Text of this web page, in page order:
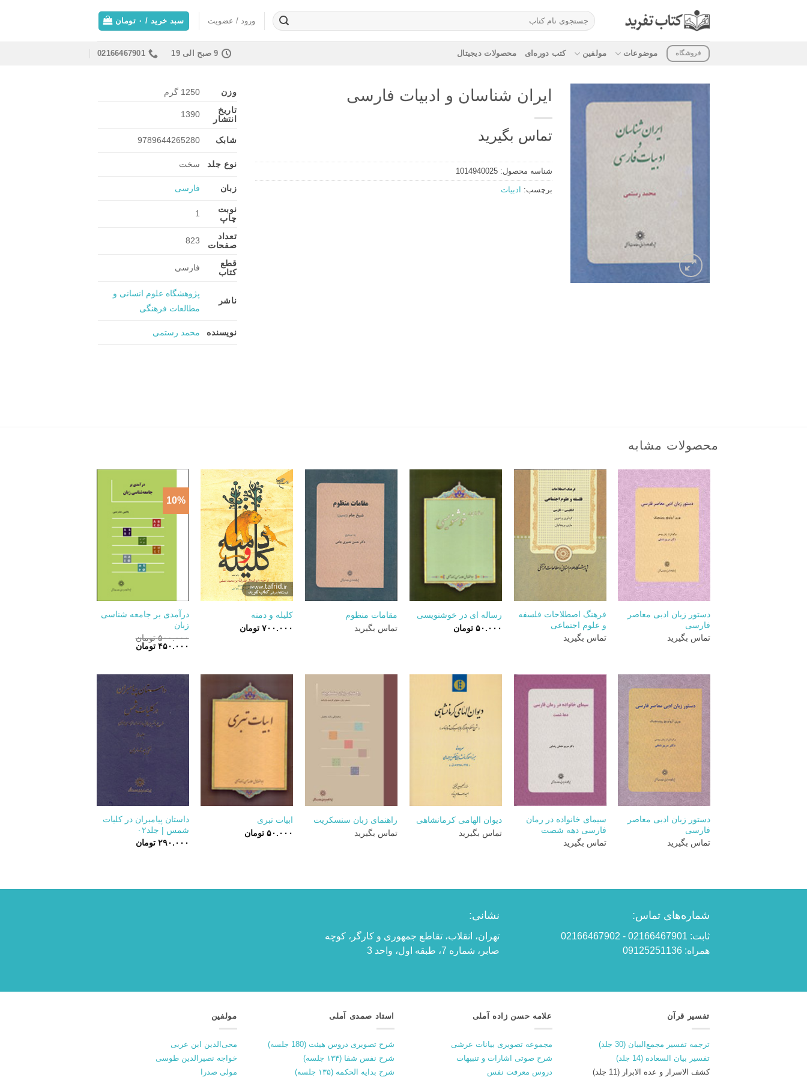
جستجو
برای:
ورود / عضویت سبد خرید / ۰ تومان
فروشگاه موضوعات مولفین کتب دوره‌ای محصولات دیجیتال 9 صبح الی 19 02166467901
ایران شناسان و ادبیات فارسی
تماس بگیرید
شناسه محصول:1014940025
برچسب: ادبیات
وزن
1250 گرم
تاریخ
انتشار
1390
شابک 9789644265280
نوع جلد سخت
زبان فارسی
نوبت
چاپ
1
تعداد
صفحات
823
قطع
کتاب
فارسی
ناشر
پژوهشگاه علوم انسانی و
مطالعات فرهنگی
نویسنده محمد رستمی
محصولات مشابه
+
دستور زبان ادبی معاصر
فارسی
تماس بگیرید
فرهنگ اصطلاحات فلسفه
و علوم اجتماعی
تماس بگیرید
رساله ای در خوشنویسی
۵۰.۰۰۰ تومان
+
مقامات منظوم
تماس بگیرید
+
کلیله و دمنه
۷۰۰.۰۰۰ تومان
10%
+
درآمدی بر جامعه شناسی
زبان
۵۰۰.۰۰۰ تومان
قیمت
۴۵۰.۰۰۰ تومان
+
دستور زبان ادبی معاصر
فارسی
تماس بگیرید
+
سیمای خانواده در رمان
فارسی دهه شصت
تماس بگیرید
دیوان الهامی کرمانشاهی
تماس بگیرید
+
راهنمای زبان سنسکریت
تماس بگیرید
+
ابیات تبری
۵۰.۰۰۰ تومان
داستان پیامبران در کلیات
شمس | جلد۰۲
۲۹۰.۰۰۰ تومان
شماره‌های تماس:
ثابت: 02166467901 - 02166467902
همراه: 09125251136
نشانی:
تهران، انقلاب، تقاطع جمهوری و کارگر، کوچه
صابر، شماره 7، طبقه اول، واحد 3
تفسیر قرآن
ترجمه تفسیر مجمع‌البیان (30 جلد)
تفسیر بیان السعاده (14 جلد)
کشف الاسرار و عده الابرار (11 جلد)
علامه حسن زاده آملی
مجموعه تصویری بیانات عرشی
شرح صوتی اشارات و تنبیهات
دروس معرفت نفس
استاد صمدی آملی
شرح تصویری دروس هیئت (180 جلسه)
شرح نفس شفا (۱۳۴ جلسه)
شرح بدایه الحکمه (۱۳۵ جلسه)
مولفین
محی‌الدین ابن عربی
خواجه نصیرالدین طوسی
مولی صدرا